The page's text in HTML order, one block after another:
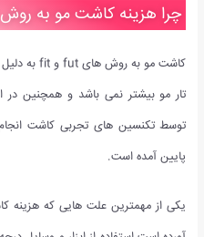
چرا هزینه کاشت مو به روش fut و fit پایین می باشد؟
توسط تکنسین های تجربی کاشت
پایین آمده است.